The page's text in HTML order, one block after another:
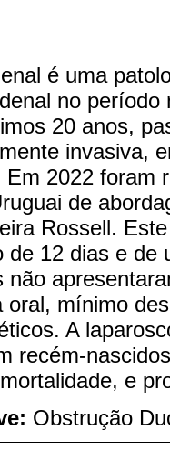
é uma
no
20 anos,
invasiva,
Em 2022 foram
de
Rossell.
de 12 dias e
não
oral, mínimo
A
recém-
e
Obstrução